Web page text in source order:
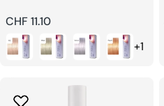
Prix
habituel
CHF 11.10
+1